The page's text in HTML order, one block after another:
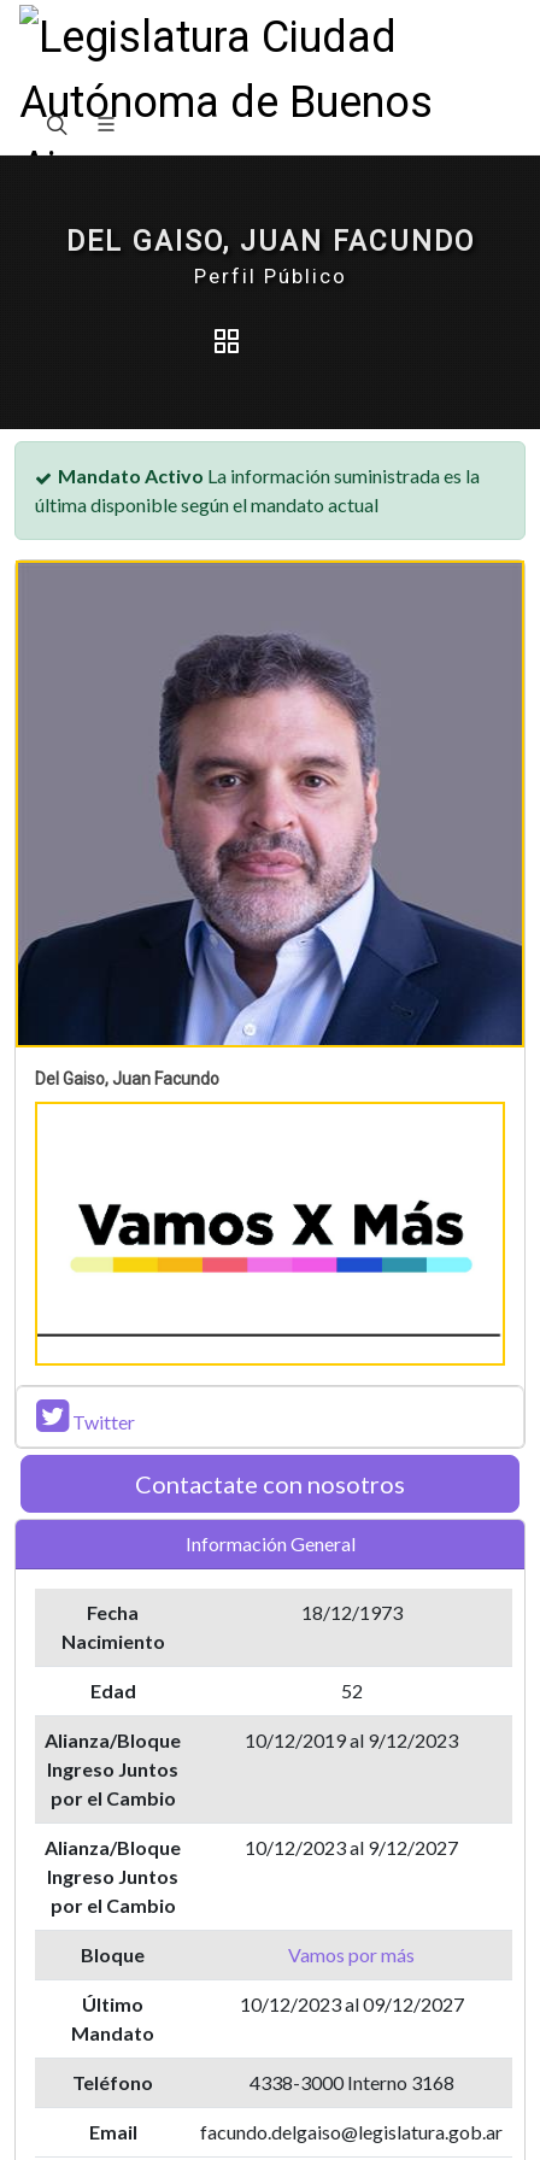
DEL GAISO, JUAN FACUNDO
Perfil Público
Mandato Activo La información suministrada es la
última disponible según el mandato actual
Del Gaiso, Juan Facundo
Twitter
Contactate con nosotros
Información General
Fecha
Nacimiento
18/12/1973
Edad 52
Alianza/Bloque
Ingreso Juntos
por el Cambio
10/12/2019 al 9/12/2023
Alianza/Bloque
Ingreso Juntos
por el Cambio
10/12/2023 al 9/12/2027
Bloque Vamos por más
Último
Mandato
10/12/2023 al 09/12/2027
Teléfono 4338-3000 Interno 3168
Email facundo.delgaiso@legislatura.gob.ar